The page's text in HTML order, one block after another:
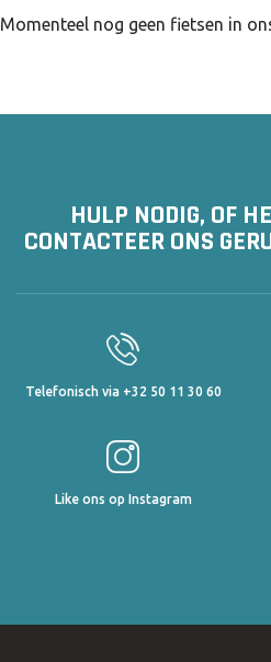
Momenteel nog geen fietsen in
HULP NODIG, OF
CONTACTEER ONS
Telefonisch via +32 50 11 30 60
Like ons op Instagram